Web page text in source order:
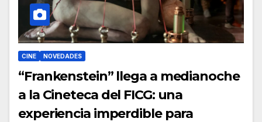
CINE NOVEDADES
“Frankenstein” llega a medianoche
a la Cineteca del FICG: una
experiencia imperdible para